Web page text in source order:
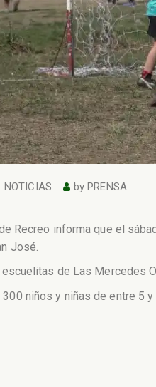
NOTICIAS byPRENSA
Recreo informa que el
José.
de Las Mercedes
niños y niñas de entre 5